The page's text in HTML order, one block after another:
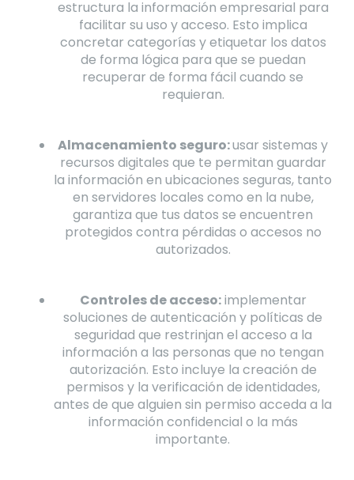
estructura la información empresarial para
facilitar su uso y acceso. Esto implica
concretar categorías y etiquetar los datos
de forma lógica para que se puedan
recuperar de forma fácil cuando se
requieran.
Almacenamiento seguro:usar sistemas y
recursos digitales que te permitan guardar
la información en ubicaciones seguras, tanto
en servidores locales como en la nube,
garantiza que tus datos se encuentren
protegidos contra pérdidas o accesos no
autorizados.
Controles de acceso:implementar
soluciones de autenticación y políticas de
seguridad que restrinjan el acceso a la
información a las personas que no tengan
autorización. Esto incluye la creación de
permisos y la verificación de identidades,
antes de que alguien sin permiso acceda a la
información confidencial o la más
importante.